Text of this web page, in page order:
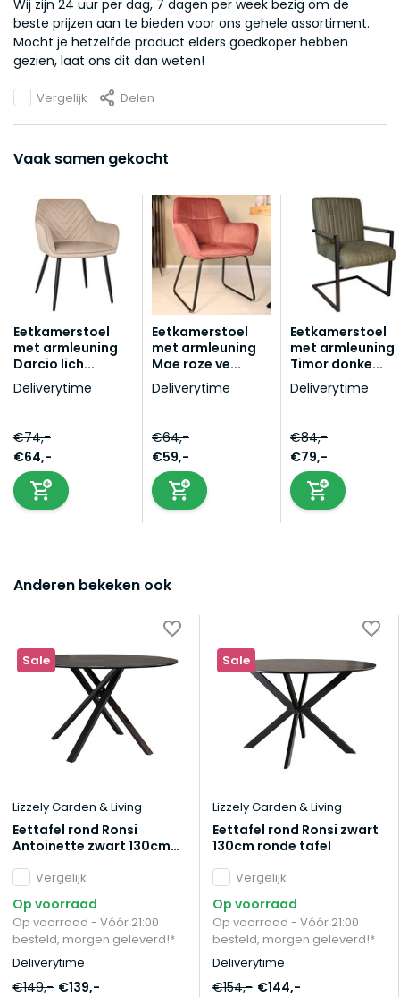
Wij zijn 24 uur per dag, 7 dagen per week bezig om de
beste prijzen aan te bieden voor ons gehele assortiment.
Mocht je hetzelfde product elders goedkoper hebben
gezien, laat ons dit dan weten!
Vergelijk Delen
Vaak samen gekocht
Eetkamerstoel
met armleuning
Darcio lich...
Deliverytime
€74,-
€64,-
Eetkamerstoel
met armleuning
Mae roze ve...
Deliverytime
€64,-
€59,-
Eetkamerstoel
met armleuning
Timor donke...
Deliverytime
€84,-
€79,-
Anderen bekeken ook
Sale
Lizzely Garden & Living
Eettafel rond Ronsi
Antoinette zwart 130cm
Vergelijk
Op voorraad
Op voorraad - Vóór 21:00
besteld, morgen geleverd!*
Deliverytime
€149,- €139,-
Sale
Lizzely Garden & Living
Eettafel rond Ronsi zwart
130cm ronde tafel
Vergelijk
Op voorraad
Op voorraad - Vóór 21:00
besteld, morgen geleverd!*
Deliverytime
€154,- €144,-